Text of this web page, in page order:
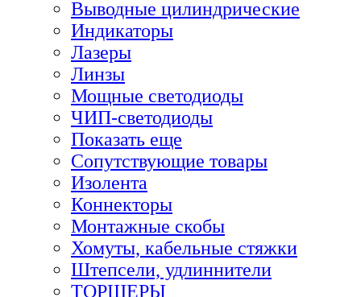
Выводные цилиндрические
Индикаторы
Лазеры
Линзы
Мощные светодиоды
ЧИП-светодиоды
Показать еще
Сопутствующие товары
Изолента
Коннекторы
Монтажные скобы
Хомуты, кабельные стяжки
Штепсели, удлиннители
ТОРШЕРЫ